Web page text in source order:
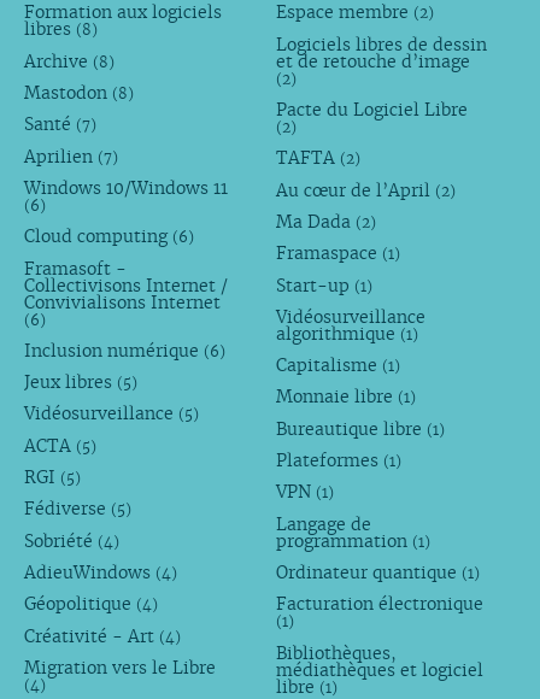
Formation aux logiciels
libres (8)
Archive (8)
Mastodon (8)
Santé (7)
Aprilien (7)
Windows 10/Windows 11
(6)
Cloud computing (6)
Framasoft -
Collectivisons Internet /
Convivialisons Internet
(6)
Inclusion numérique (6)
Jeux libres (5)
Vidéosurveillance (5)
ACTA (5)
RGI (5)
Fédiverse (5)
Sobriété (4)
AdieuWindows (4)
Géopolitique (4)
Créativité - Art (4)
Migration vers le Libre
(4)
Espace membre (2)
Logiciels libres de dessin
et de retouche d’image
(2)
Pacte du Logiciel Libre
(2)
TAFTA (2)
Au cœur de l’April (2)
Ma Dada (2)
Framaspace (1)
Start-up (1)
Vidéosurveillance
algorithmique (1)
Capitalisme (1)
Monnaie libre (1)
Bureautique libre (1)
Plateformes (1)
VPN (1)
Langage de
programmation (1)
Ordinateur quantique (1)
Facturation électronique
(1)
Bibliothèques,
médiathèques et logiciel
libre (1)